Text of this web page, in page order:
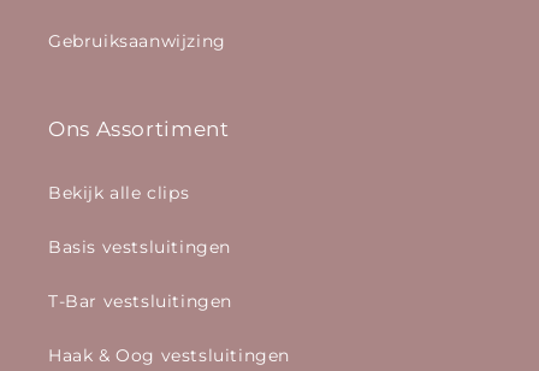
Gebruiksaanwijzing
Ons Assortiment
Bekijk alle clips
Basis vestsluitingen
T-Bar vestsluitingen
Haak & Oog vestsluitingen